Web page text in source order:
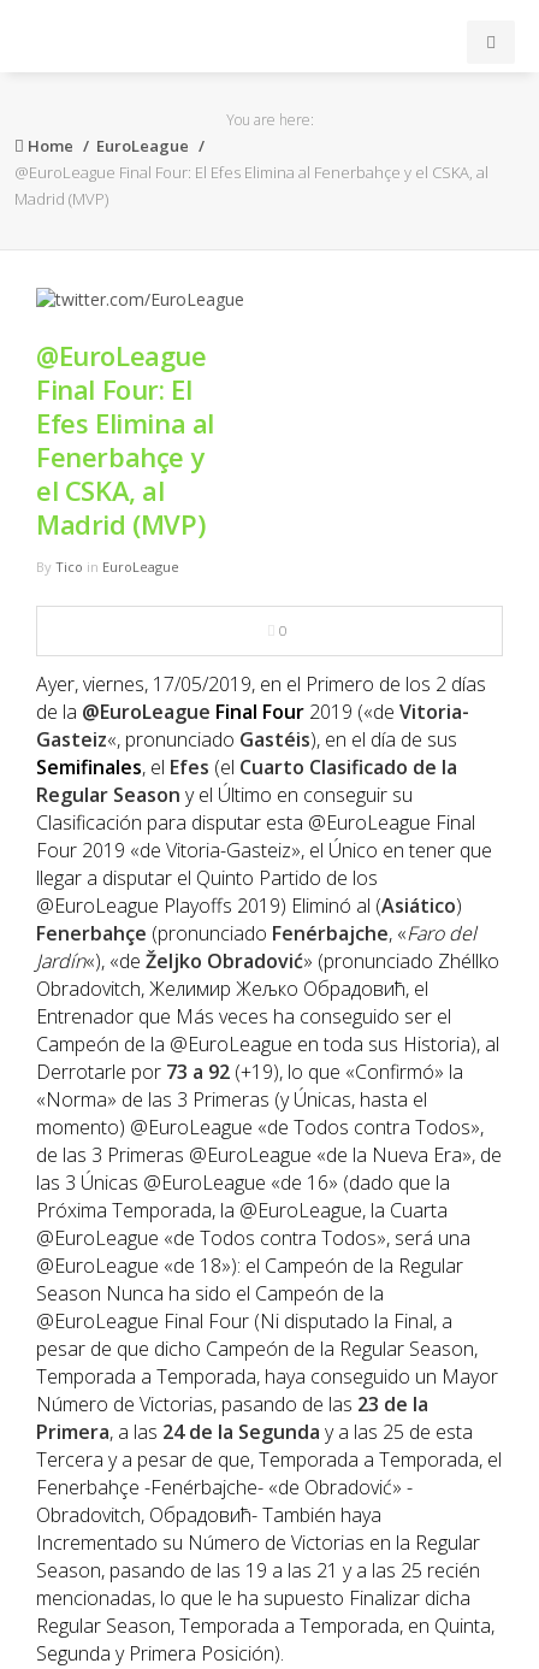
ACB
FEB
FIBA
OTROS
FORMACIÓN
MULTIMEDIA
RIO 2016
You are here:
Home
EuroLeague
@EuroLeague Final Four: El Efes Elimina al Fenerbahçe y el CSKA, al
Madrid (MVP)
@EuroLeague
Final Four: El
Efes Elimina al
Fenerbahçe y
el CSKA, al
Madrid (MVP)
By Tico in EuroLeague
0
Ayer, viernes, 17/05/2019, en el Primero de los 2 días
de la @EuroLeague Final Four 2019 («de Vitoria-
Gasteiz«, pronunciado Gastéis), en el día de sus
Semifinales, el Efes (el Cuarto Clasificado de la
Regular Season y el Último en conseguir su
Clasificación para disputar esta @EuroLeague Final
Four 2019 «de Vitoria-Gasteiz», el Único en tener que
llegar a disputar el Quinto Partido de los
@EuroLeague Playoffs 2019) Eliminó al (Asiático)
Fenerbahçe (pronunciado Fenérbajche, «Faro del
Jardín«), «de Željko Obradović» (pronunciado Zhéllko
Obradovitch, Желимир Жељко Обрадовић, el
Entrenador que Más veces ha conseguido ser el
Campeón de la @EuroLeague en toda sus Historia), al
Derrotarle por 73 a 92 (+19), lo que «Confirmó» la
«Norma» de las 3 Primeras (y Únicas, hasta el
momento) @EuroLeague «de Todos contra Todos»,
de las 3 Primeras @EuroLeague «de la Nueva Era», de
las 3 Únicas @EuroLeague «de 16» (dado que la
Próxima Temporada, la @EuroLeague, la Cuarta
@EuroLeague «de Todos contra Todos», será una
@EuroLeague «de 18»): el Campeón de la Regular
Season Nunca ha sido el Campeón de la
@EuroLeague Final Four (Ni disputado la Final, a
pesar de que dicho Campeón de la Regular Season,
Temporada a Temporada, haya conseguido un Mayor
Número de Victorias, pasando de las 23 de la
Primera, a las 24 de la Segunda y a las 25 de esta
Tercera y a pesar de que, Temporada a Temporada, el
Fenerbahçe -Fenérbajche- «de Obradović» -
Obradovitch, Обрадовић- También haya
Incrementado su Número de Victorias en la Regular
Season, pasando de las 19 a las 21 y a las 25 recién
mencionadas, lo que le ha supuesto Finalizar dicha
Regular Season, Temporada a Temporada, en Quinta,
Segunda y Primera Posición).